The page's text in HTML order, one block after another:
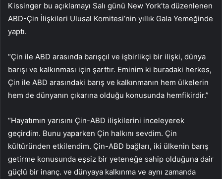
Kissinger bu açıklamayı Salı günü New York’ta düzenlenen
ABD-Çin İlişkileri Ulusal Komitesi’nin yıllık Gala Yemeğinde
yaptı.
“Çin ile ABD arasında barışçıl ve işbirlikçi bir ilişki, dünya
barışı ve kalkınması için şarttır. Eminim ki buradaki herkes,
Çin ile ABD arasındaki barış ve kalkınmanın hem ülkelerin
hem de dünyanın çıkarına olduğu konusunda hemfikirdir.”
“Hayatımın yarısını Çin-ABD ilişkilerini inceleyerek
geçirdim. Bunu yaparken Çin halkını sevdim. Çin
kültüründen etkilendim. Çin-ABD bağları, iki ülkenin barış
getirme konusunda eşsiz bir yeteneğe sahip olduğuna dair
güçlü bir inanç. ve dünyaya kalkınma ve aynı zamanda